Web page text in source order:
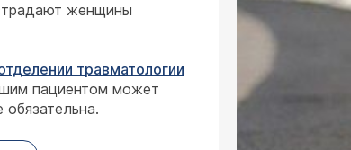
женщины
травматологии
пациентом может